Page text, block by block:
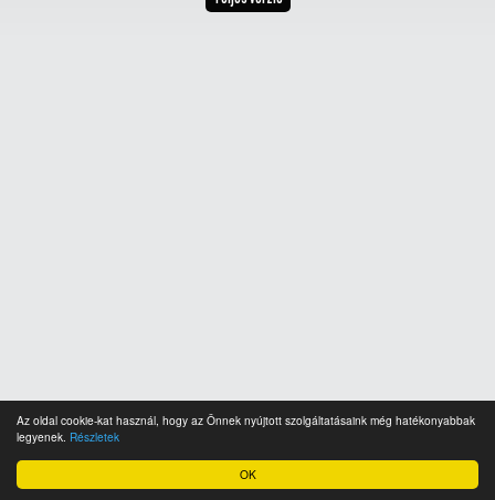
OK
Az oldal cookie-kat használ, hogy az Önnek nyújtott szolgáltatásaink még hatékonyabbak
legyenek. Részletek